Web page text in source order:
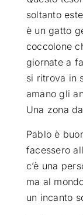
soltanto
è un gatto
coccolone
giornate a
si ritrova in
amano gli
Una zona
Pablo è
facessero
c’è una
ma al
un incanto